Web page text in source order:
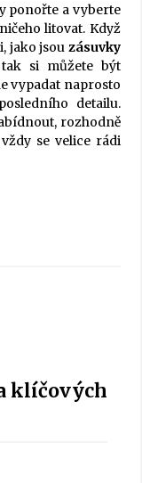
ponořte a vyberte
litovat. Když
jako jsou zásuvky
tak si můžete být
vypadat naprosto
detailu.
rozhodně
se velice rádi
klíčových